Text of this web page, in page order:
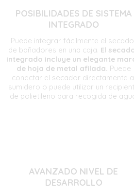
POSIBILIDADES DE SISTEMA
INTEGRADO
Puede integrar fácilmente el
de bañadores en una caja. El
integrado incluye un elegante
de hoja de metal afilada. Puede
conectar el secador directamente
sumidero o puede utilizar un
de polietileno para recogida de
AVANZADO NIVEL DE
DESARROLLO